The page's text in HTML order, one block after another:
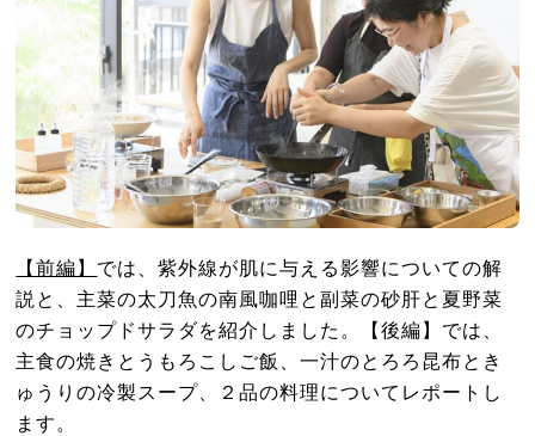
【前編】 では、紫外線が肌に与える影響についての解
説と、主菜の太刀魚の南風咖哩と副菜の砂肝と夏野菜
のチョップドサラダを紹介しました。【後編】では、
主食の焼きとうもろこしご飯、一汁のとろろ昆布とき
ゅうりの冷製スープ、２品の料理についてレポートし
ます。